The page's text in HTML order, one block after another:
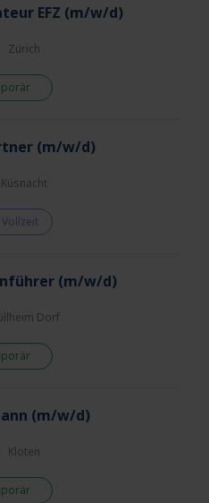
EFZ (m/w/d)
Zürich
(m/w/d)
Küsnacht
(m/w/d)
Dorf
(m/w/d)
Kloten